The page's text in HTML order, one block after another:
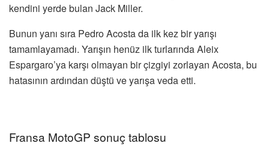
kendini yerde bulan Jack Miller.
Bunun yanı sıra Pedro Acosta da ilk kez bir yarışı
tamamlayamadı. Yarışın henüz ilk turlarında Aleix
Espargaro’ya karşı olmayan bir çizgiyi zorlayan Acosta, bu
hatasının ardından düştü ve yarışa veda etti.
Fransa MotoGP sonuç tablosu